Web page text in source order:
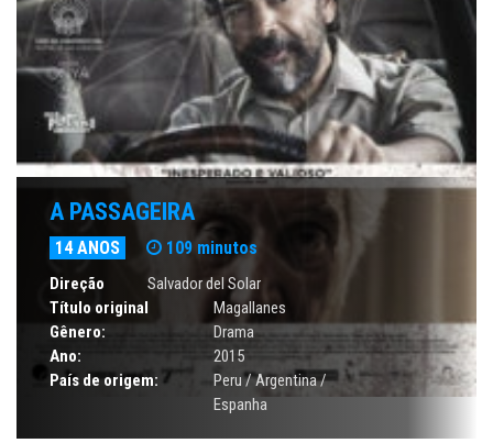
A PASSAGEIRA
14 ANOS 109 minutos
Direção
Salvador del Solar
Título original
Magallanes
Gênero:
Drama
Ano:
2015
País de origem:
Peru / Argentina /
Espanha